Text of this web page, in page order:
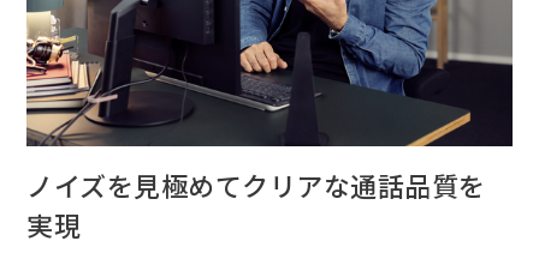
ノイズを見極めてクリアな通話品質を
実現